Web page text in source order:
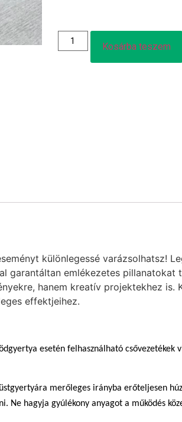
Kosárba teszem
különlegessé varázsolhatsz!
emlékezetes pillanatokat
hanem kreatív projektekhez
effektjeihez.
esetén felhasználható csővezetékek
merőleges irányba erőteljesen
hagyja gyúlékony anyagot a működés